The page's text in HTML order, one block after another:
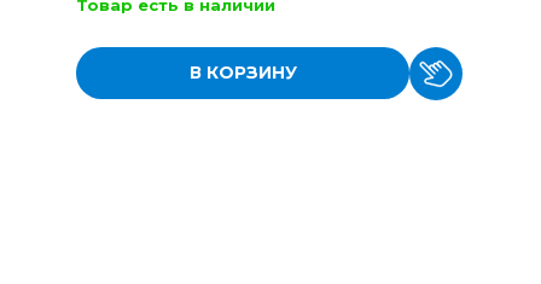
Товар есть в наличии
В КОРЗИНУ